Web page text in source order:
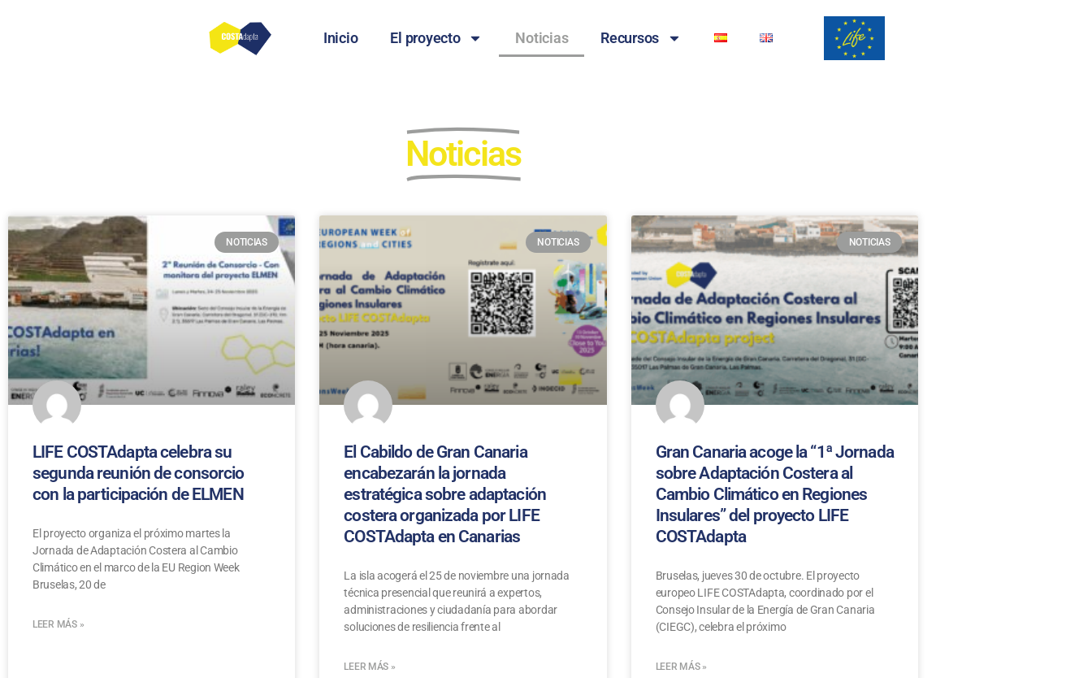
Inicio El proyecto Noticias Recursos
Noticias
NOTICIAS
LIFE COSTAdapta celebra su
segunda reunión de consorcio
con la participación de ELMEN
El proyecto organiza el próximo martes la
Jornada de Adaptación Costera al Cambio
Climático en el marco de la EU Region Week
Bruselas, 20 de
LEER MÁS »
NOTICIAS
El Cabildo de Gran Canaria
encabezarán la jornada
estratégica sobre adaptación
costera organizada por LIFE
COSTAdapta en Canarias
La isla acogerá el 25 de noviembre una jornada
técnica presencial que reunirá a expertos,
administraciones y ciudadanía para abordar
soluciones de resiliencia frente al
LEER MÁS »
NOTICIAS
Gran Canaria acoge la “1ª Jornada
sobre Adaptación Costera al
Cambio Climático en Regiones
Insulares” del proyecto LIFE
COSTAdapta
Bruselas, jueves 30 de octubre. El proyecto
europeo LIFE COSTAdapta, coordinado por el
Consejo Insular de la Energía de Gran Canaria
(CIEGC), celebra el próximo
LEER MÁS »